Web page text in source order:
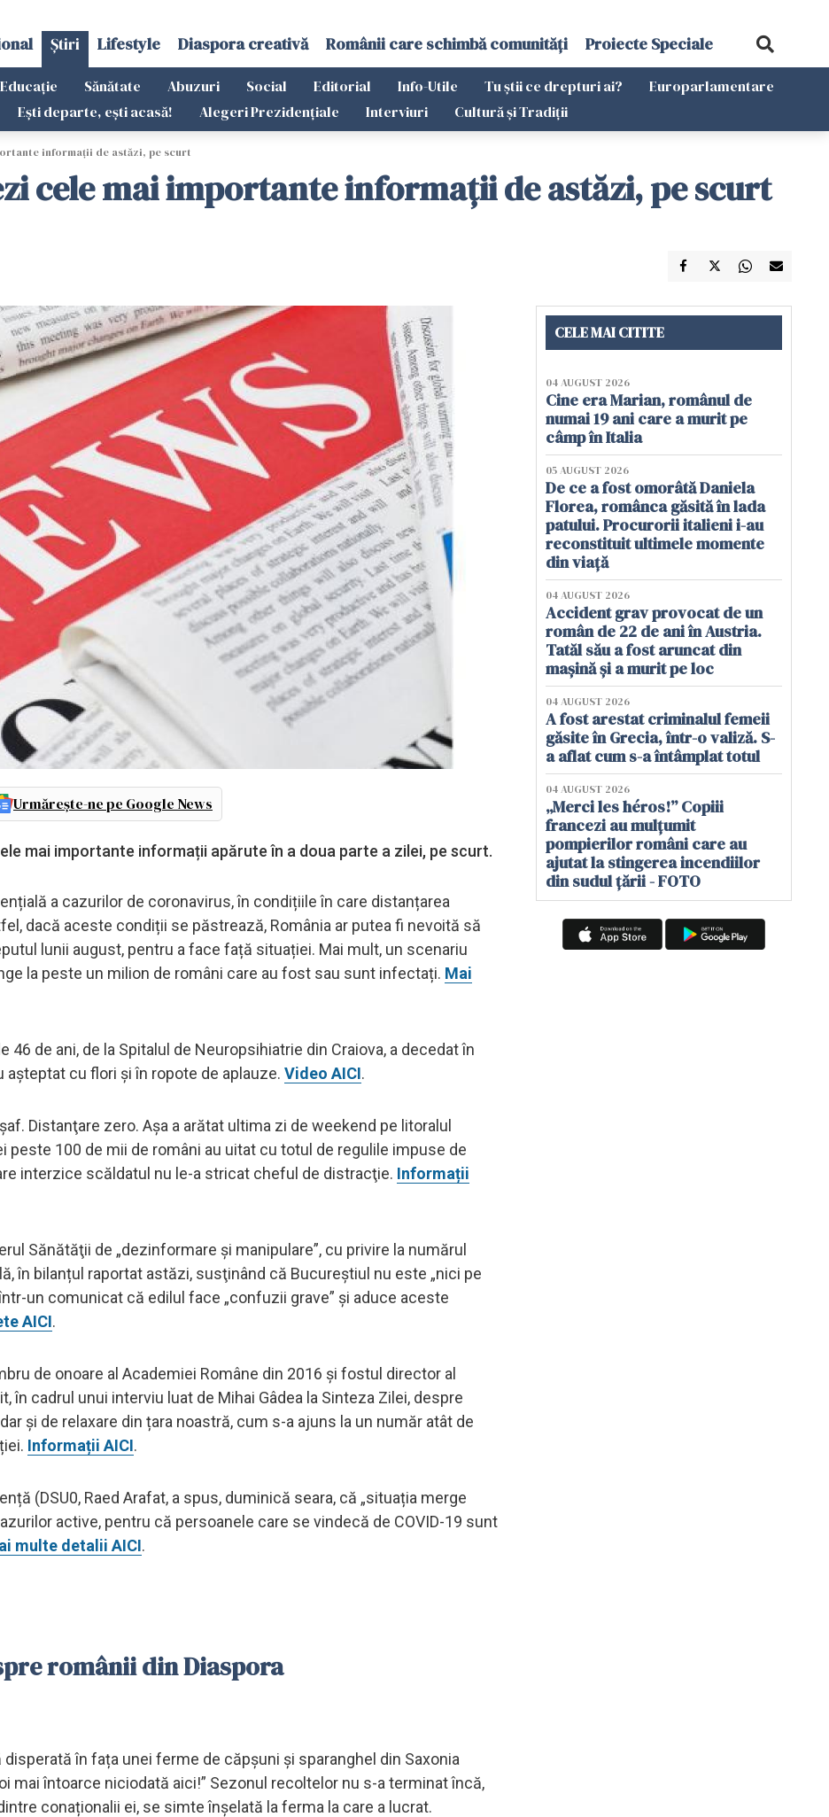
Știri Lifestyle Diaspora creativă Românii care schimbă comunități Proiecte Speciale
Educație Sănătate Abuzuri Social Editorial Info-Utile Tu știi ce drepturi ai?
Europarlamentare
Ești departe, ești acasă! Alegeri Prezidențiale Interviuri Cultură și Tradiții
informații de astăzi, pe scurt
cele mai importante informații de astăzi, pe scurt
Urmărește-ne pe Google News
mai importante informații apărute în a doua parte a zilei, pe scurt.
a cazurilor de coronavirus, în condițiile în care distanțarea
dacă aceste condiții se păstrează, România ar putea fi nevoită să
lunii august, pentru a face față situației. Mai mult, un scenariu
la peste un milion de români care au fost sau sunt infectați. Mai
de ani, de la Spitalul de Neuropsihiatrie din Craiova, a decedat în
cu flori și în ropote de aplauze. Video AICI.
Distanţare zero. Aşa a arătat ultima zi de weekend pe litoralul
peste 100 de mii de români au uitat cu totul de regulile impuse de
interzice scăldatul nu le-a stricat cheful de distracţie. Informații
Sănătăţii de „dezinformare şi manipulare”, cu privire la numărul
în bilanțul raportat astăzi, susţinând că Bucureştiul nu este „nici pe
un comunicat că edilul face „confuzii grave” și aduce aceste
AICI.
de onoare al Academiei Române din 2016 și fostul director al
în cadrul unui interviu luat de Mihai Gâdea la Sinteza Zilei, despre
și de relaxare din țara noastră, cum s-a ajuns la un număr atât de
Informații AICI.
(DSU0, Raed Arafat, a spus, duminică seara, că „situația merge
active, pentru că persoanele care se vindecă de COVID-19 sunt
multe detalii AICI.
românii din Diaspora
în fața unei ferme de căpșuni și sparanghel din Saxonia
mai întoarce niciodată aici!” Sezonul recoltelor nu s-a terminat încă,
conaționalii ei, se simte înșelată la ferma la care a lucrat.
CELE MAI CITITE
04 AUGUST 2026
Cine era Marian, românul de
numai 19 ani care a murit pe
câmp în Italia
05 AUGUST 2026
De ce a fost omorâtă Daniela
Florea, românca găsită în lada
patului. Procurorii italieni i-au
reconstituit ultimele momente
din viață
04 AUGUST 2026
Accident grav provocat de un
român de 22 de ani în Austria.
Tatăl său a fost aruncat din
mașină și a murit pe loc
04 AUGUST 2026
A fost arestat criminalul femeii
găsite în Grecia, într-o valiză. S-
a aflat cum s-a întâmplat totul
04 AUGUST 2026
„Merci les héros!” Copiii
francezi au mulțumit
pompierilor români care au
ajutat la stingerea incendiilor
din sudul țării - FOTO